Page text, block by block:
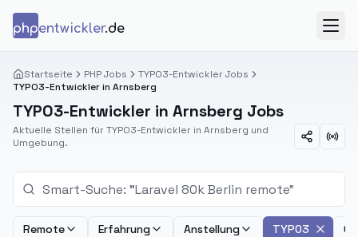
phpentwickler.de
Startseite PHP Jobs
TYPO3-Entwickler Jobs
TYPO3-Entwickler in Arnsberg
TYPO3-Entwickler in Arnsberg Jobs
Aktuelle Stellen für TYPO3-Entwickler in Arnsberg und
Umgebung.
Remote Erfahrung Anstellung TYPO3